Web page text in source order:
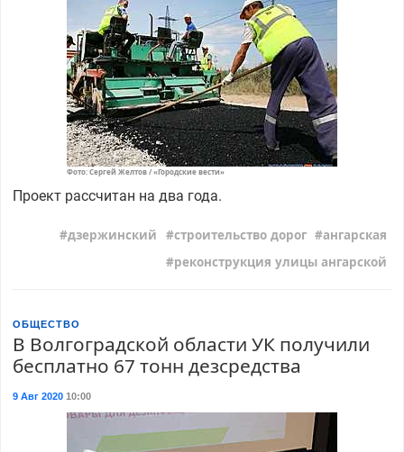
Фото: Сергей Желтов / «Городские вести»
Проект рассчитан на два года.
дзержинский строительство дорог
ангарская
реконструкция улицы ангарской
ОБЩЕСТВО
В Волгоградской области УК получили
бесплатно 67 тонн дезсредства
9 Авг 202010:00